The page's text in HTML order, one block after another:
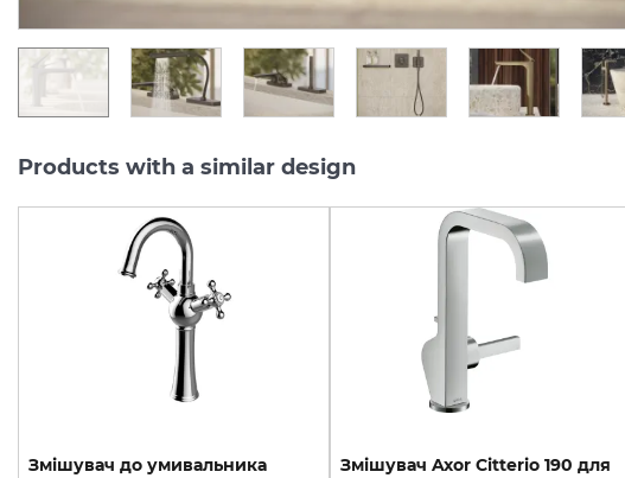
Products with a similar design
Змішувач до умивальника
Змішувач Axor Citterio 190 для